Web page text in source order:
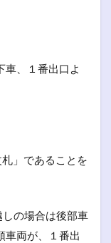
車、１番出口よ
」であることを
の場合は後部車
車両が、１番出